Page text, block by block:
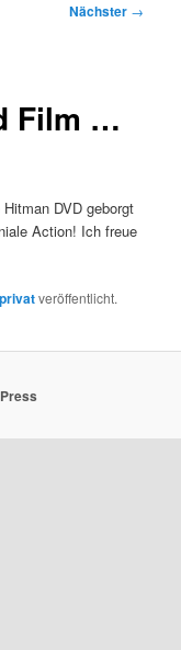
Nächster →
Film …
DVD geborgt
Action! Ich freue
veröffentlicht.